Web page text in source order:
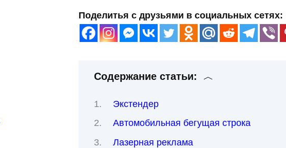
Поделитья с друзьями в социальных сетях:
Содержание статьи:
Экстендер
Автомобильная бегущая строка
Лазерная реклама